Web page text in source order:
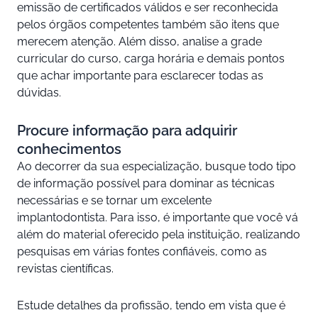
emissão de certificados válidos e ser reconhecida
pelos órgãos competentes também são itens que
merecem atenção. Além disso, analise a grade
curricular do curso, carga horária e demais pontos
que achar importante para esclarecer todas as
dúvidas.
Procure informação para adquirir
conhecimentos
Ao decorrer da sua especialização, busque todo tipo
de informação possível para dominar as técnicas
necessárias e se tornar um excelente
implantodontista. Para isso, é importante que você vá
além do material oferecido pela instituição, realizando
pesquisas em várias fontes confiáveis, como as
revistas científicas.
Estude detalhes da profissão, tendo em vista que é